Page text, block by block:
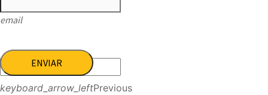
email
ENVIAR
keyboard_arrow_leftPrevious